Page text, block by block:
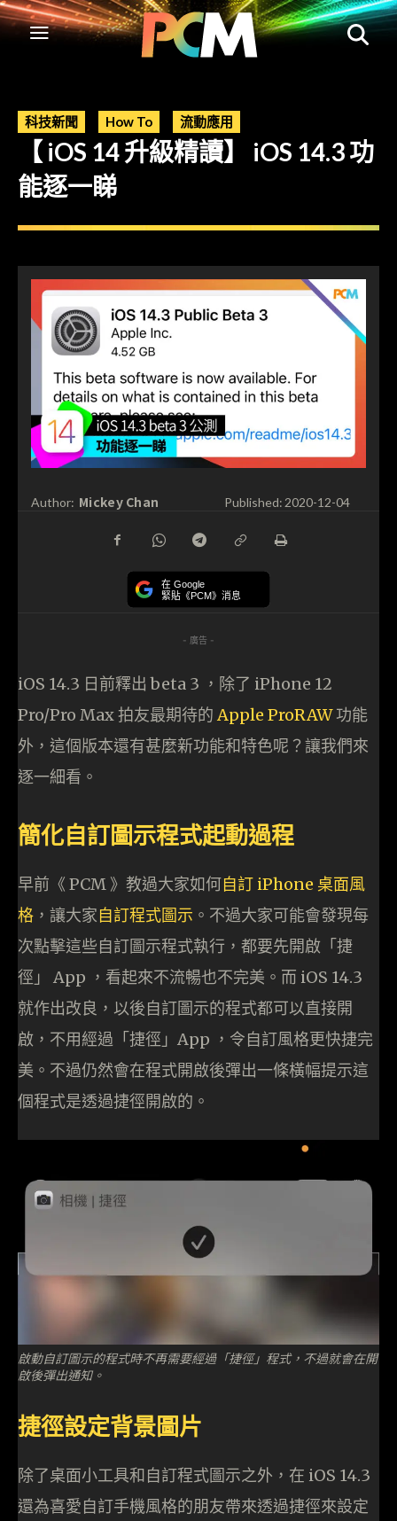
科技新聞 How To 流動應用
【 iOS 14 升級精讀】 iOS 14.3 功
能逐一睇
Author: Mickey Chan Published: 2020-12-04
在 Google
緊貼《PCM》消息
- 廣告 -
iOS 14.3 日前釋出 beta 3 ，除了 iPhone 12
Pro/Pro Max 拍友最期待的Apple ProRAW功能
外，這個版本還有甚麼新功能和特色呢？讓我們來
逐一細看。
簡化自訂圖示程式起動過程
早前《 PCM 》教過大家如何自訂 iPhone 桌面風
格 ，讓大家自訂程式圖示 。不過大家可能會發現每
次點擊這些自訂圖示程式執行，都要先開啟「捷
徑」 App ，看起來不流暢也不完美。而 iOS 14.3
就作出改良，以後自訂圖示的程式都可以直接開
啟，不用經過「捷徑」App ，令自訂風格更快捷完
美。不過仍然會在程式開啟後彈出一條橫幅提示這
個程式是透過捷徑開啟的。
啟動自訂圖示的程式時不再需要經過「捷徑」程式，不過就會在開
啟後彈出通知。
捷徑設定背景圖片
除了桌面小工具和自訂程式圖示之外，在 iOS 14.3
還為喜愛自訂手機風格的朋友帶來透過捷徑來設定